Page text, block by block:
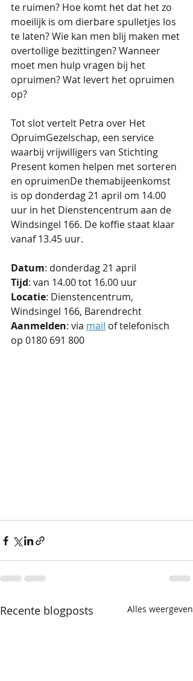
te ruimen? Hoe komt het dat het zo
moeilijk is om dierbare spulletjes los
te laten? Wie kan men blij maken met
overtollige bezittingen? Wanneer
moet men hulp vragen bij het
opruimen? Wat levert het opruimen
op?
Tot slot vertelt Petra over Het
OpruimGezelschap, een service
waarbij vrijwilligers van Stichting
Present komen helpen met sorteren
en opruimenDe themabijeenkomst
is op donderdag 21 april om 14.00
uur in het Dienstencentrum aan de
Windsingel 166. De koffie staat klaar
vanaf 13.45 uur.
Datum: donderdag 21 april
Tijd: van 14.00 tot 16.00 uur
Locatie: Dienstencentrum,
Windsingel 166, Barendrecht
Aanmelden: via mail of telefonisch
op 0180 691 800
Recente blogposts Alles weergeven